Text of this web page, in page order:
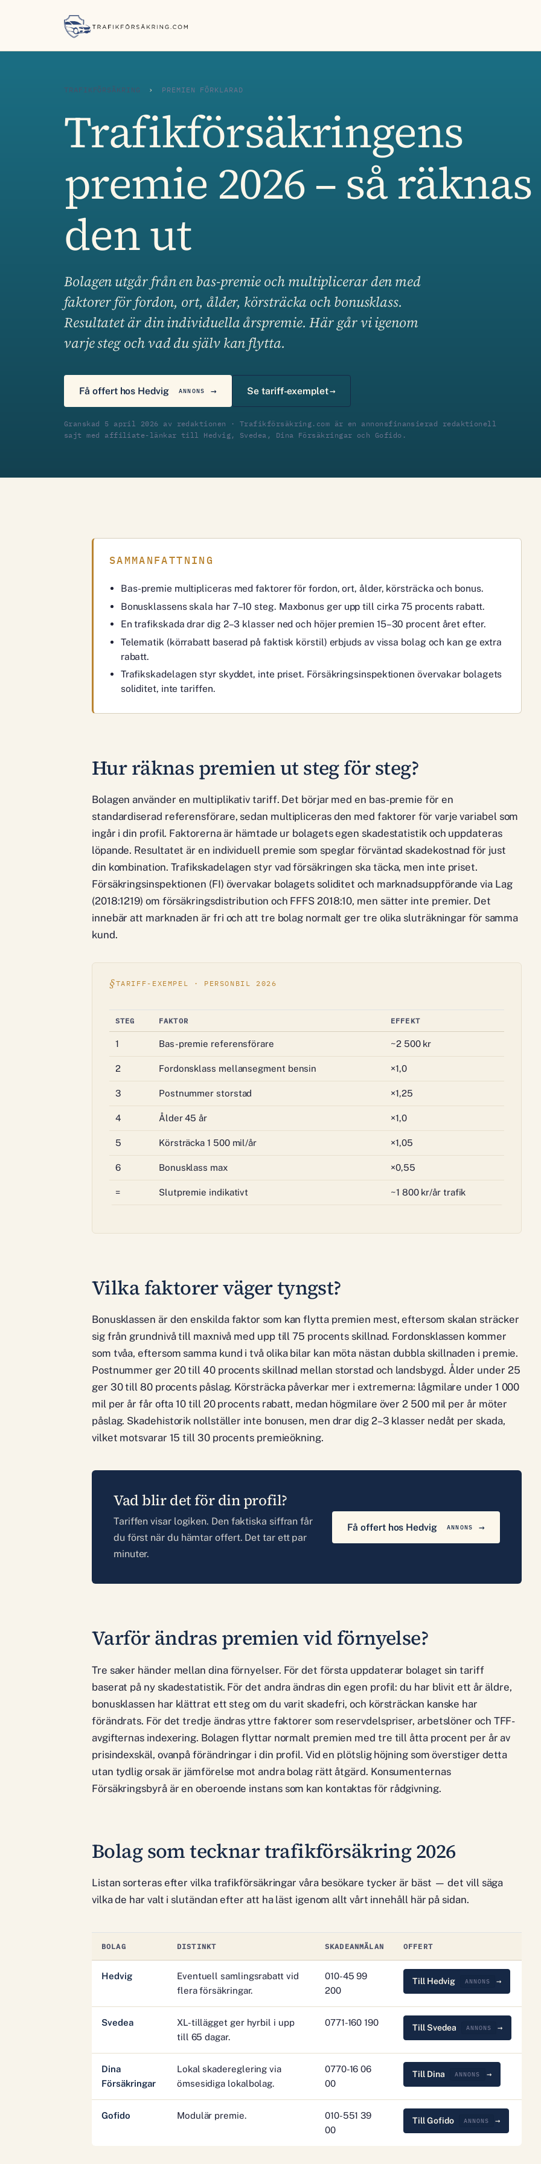
TRAFIKFÖRSÄKRING › PREMIEN FÖRKLARAD
Trafikförsäkringens
premie 2026 – så räknas
den ut
Bolagen utgår från en bas-premie och multiplicerar den med
faktorer för fordon, ort, ålder, körsträcka och bonusklass.
Resultatet är din individuella årspremie. Här går vi igenom
varje steg och vad du själv kan flytta.
Få offert hos Hedvig ANNONS Se tariff-exemplet
Granskad 5 april 2026 av redaktionen · Trafikförsäkring.com är en annonsfinansierad redaktionell
sajt med affiliate-länkar till Hedvig, Svedea, Dina Försäkringar och Gofido.
SAMMANFATTNING
Bas-premie multipliceras med faktorer för fordon, ort, ålder, körsträcka och bonus.
Bonusklassens skala har 7–10 steg. Maxbonus ger upp till cirka 75 procents rabatt.
En trafikskada drar dig 2–3 klasser ned och höjer premien 15–30 procent året efter.
Telematik (körrabatt baserad på faktisk körstil) erbjuds av vissa bolag och kan ge extra
rabatt.
Trafikskadelagen styr skyddet, inte priset. Försäkringsinspektionen övervakar bolagets
soliditet, inte tariffen.
Hur räknas premien ut steg för steg?
Bolagen använder en multiplikativ tariff. Det börjar med en bas-premie för en
standardiserad referensförare, sedan multipliceras den med faktorer för varje variabel som
ingår i din profil. Faktorerna är hämtade ur bolagets egen skadestatistik och uppdateras
löpande. Resultatet är en individuell premie som speglar förväntad skadekostnad för just
din kombination. Trafikskadelagen styr vad försäkringen ska täcka, men inte priset.
Försäkringsinspektionen (FI) övervakar bolagets soliditet och marknadsuppförande via Lag
(2018:1219) om försäkringsdistribution och FFFS 2018:10, men sätter inte premier. Det
innebär att marknaden är fri och att tre bolag normalt ger tre olika sluträkningar för samma
kund.
TARIFF-EXEMPEL · PERSONBIL 2026
STEG FAKTOR EFFEKT
1 Bas-premie referensförare ~2 500 kr
2 Fordonsklass mellansegment bensin ×1,0
3 Postnummer storstad ×1,25
4 Ålder 45 år ×1,0
5 Körsträcka 1 500 mil/år ×1,05
6 Bonusklass max ×0,55
= Slutpremie indikativt ~1 800 kr/år trafik
Vilka faktorer väger tyngst?
Bonusklassen är den enskilda faktor som kan flytta premien mest, eftersom skalan sträcker
sig från grundnivå till maxnivå med upp till 75 procents skillnad. Fordonsklassen kommer
som tvåa, eftersom samma kund i två olika bilar kan möta nästan dubbla skillnaden i premie.
Postnummer ger 20 till 40 procents skillnad mellan storstad och landsbygd. Ålder under 25
ger 30 till 80 procents påslag. Körsträcka påverkar mer i extremerna: lågmilare under 1 000
mil per år får ofta 10 till 20 procents rabatt, medan högmilare över 2 500 mil per år möter
påslag. Skadehistorik nollställer inte bonusen, men drar dig 2–3 klasser nedåt per skada,
vilket motsvarar 15 till 30 procents premieökning.
Vad blir det för din profil?
Tariffen visar logiken. Den faktiska siffran får
du först när du hämtar offert. Det tar ett par
minuter.
Få offert hos Hedvig ANNONS
Varför ändras premien vid förnyelse?
Tre saker händer mellan dina förnyelser. För det första uppdaterar bolaget sin tariff
baserat på ny skadestatistik. För det andra ändras din egen profil: du har blivit ett år äldre,
bonusklassen har klättrat ett steg om du varit skadefri, och körsträckan kanske har
förändrats. För det tredje ändras yttre faktorer som reservdelspriser, arbetslöner och TFF-
avgifternas indexering. Bolagen flyttar normalt premien med tre till åtta procent per år av
prisindexskäl, ovanpå förändringar i din profil. Vid en plötslig höjning som överstiger detta
utan tydlig orsak är jämförelse mot andra bolag rätt åtgärd. Konsumenternas
Försäkringsbyrå är en oberoende instans som kan kontaktas för rådgivning.
Bolag som tecknar trafikförsäkring 2026
Listan sorteras efter vilka trafikförsäkringar våra besökare tycker är bäst — det vill säga
vilka de har valt i slutändan efter att ha läst igenom allt vårt innehåll här på sidan.
BOLAG DISTINKT SKADEANMÄLAN OFFERT
Hedvig
Eventuell samlingsrabatt vid
flera försäkringar.
010-45 99
200
Till Hedvig ANNONS
Svedea
XL-tillägget ger hyrbil i upp
till 65 dagar.
0771-160 190 Till Svedea ANNONS
Dina
Försäkringar
Lokal skadereglering via
ömsesidiga lokalbolag.
0770-16 06
00
Till Dina ANNONS
Gofido Modulär premie.
010-551 39
00
Till Gofido ANNONS